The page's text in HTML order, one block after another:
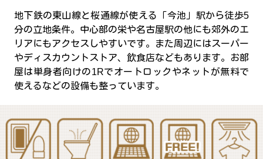
地下鉄の東山線と桜通線が使える「今池」駅から徒歩5
分の立地条件。中心部の栄や名古屋駅の他にも郊外のエ
リアにもアクセスしやすいです。また周辺にはスーパー
やディスカウントストア、飲食店などもあります。お部
屋は単身者向けの1Rでオートロックやネットが無料で
使えるなどの設備も整っています。